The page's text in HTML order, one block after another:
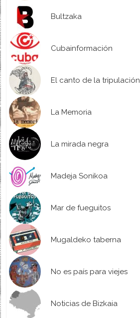
Bultzaka
Cubainformación
El canto de la tripulación
La Memoria
La mirada negra
Madeja Sonikoa
Mar de fueguitos
Mugaldeko taberna
No es país para viejes
Noticias de Bizkaia